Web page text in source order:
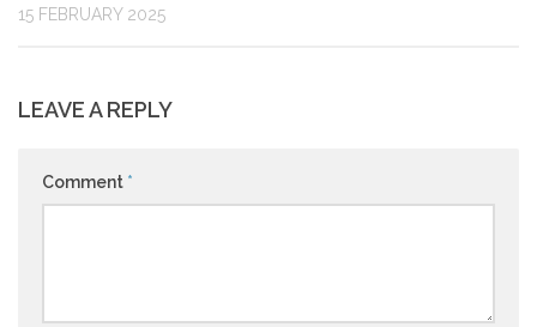
15 FEBRUARY 2025
LEAVE A REPLY
Comment *